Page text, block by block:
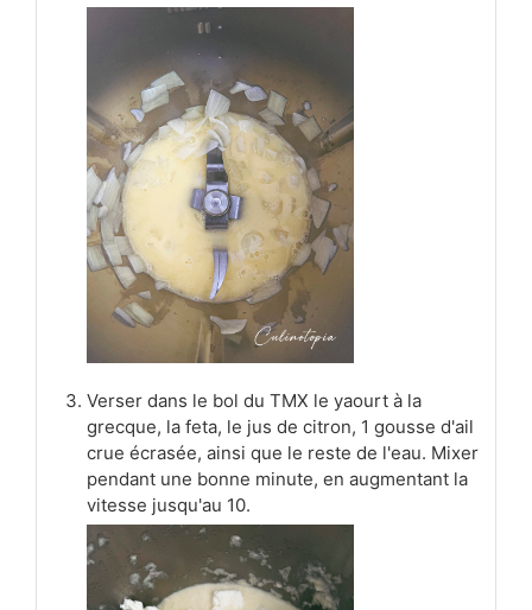
Verser dans le bol du TMX le yaourt à la
grecque, la feta, le jus de citron, 1 gousse d'ail
crue écrasée, ainsi que le reste de l'eau. Mixer
pendant une bonne minute, en augmentant la
vitesse jusqu'au 10.